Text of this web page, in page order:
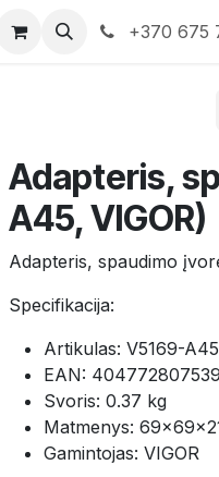
+370 675
Adapteris,
A45, VIGOR)
Adapteris, spaudimo
Specifikacija:
Artikulas: V5169-A45
EAN:
Svoris: 0.37 kg
Matmenys:
Gamintojas: VIGOR